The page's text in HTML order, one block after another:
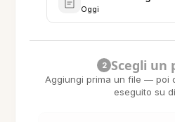
Oggi
2 Scegli un
Aggiungi prima un file — poi
eseguito su